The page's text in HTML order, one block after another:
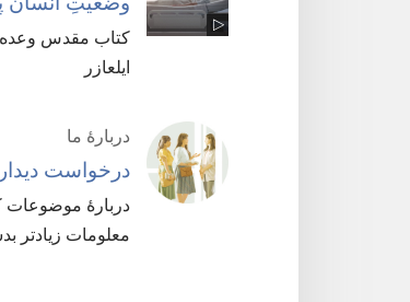
کتاب مقدس وعده
ایلعازر
دربارهٔ ما
درخواست
دربارهٔ موضوعات
معلومات زیادتر